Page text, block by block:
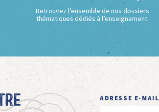
Retrouvez l’ensemble de nos dossiers
thématiques dédiés à l’enseignement.
ADRESSE E-MAIL